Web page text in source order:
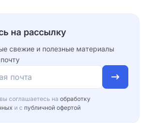
на рассылку
свежие и полезные материалы
соглашаетесь на обработку
и с публичной офертой